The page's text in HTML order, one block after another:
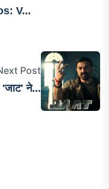
V...
Post
ने...